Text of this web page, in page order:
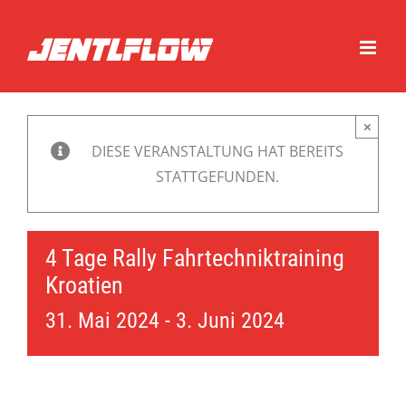
springen
DIESE VERANSTALTUNG HAT BEREITS
STATTGEFUNDEN.
×
4 Tage Rally Fahrtechniktraining
Kroatien
31. Mai 2024 - 3. Juni 2024